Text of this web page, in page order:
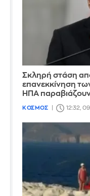
Σκληρή στάση
επανεκκίνηση
ΗΠΑ
ΚΟΣΜΟΣ 12:32,